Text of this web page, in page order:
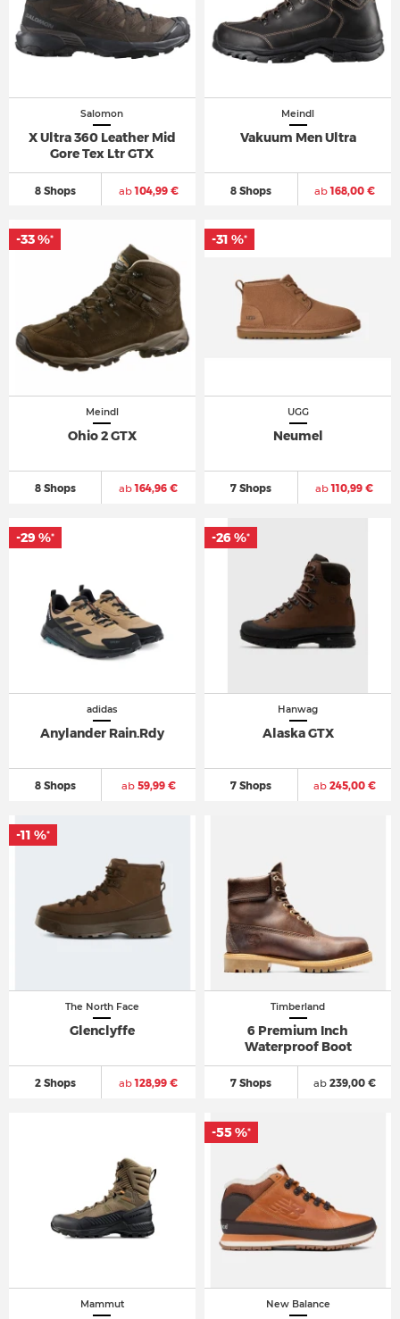
Salomon
X Ultra 360 Leather Mid
Gore Tex Ltr GTX
8 Shops ab104,99 €
Meindl
Vakuum Men Ultra
8 Shops ab168,00 €
Meindl
Ohio 2 GTX
8 Shops ab164,96 €
-33 %*
UGG
Neumel
7 Shops ab110,99 €
-31 %*
adidas
Anylander Rain.Rdy
8 Shops ab59,99 €
-29 %*
Hanwag
Alaska GTX
7 Shops ab245,00 €
-26 %*
The North Face
Glenclyffe
2 Shops ab128,99 €
-11 %*
Timberland
6 Premium Inch
Waterproof Boot
7 Shops ab239,00 €
Mammut New Balance
-55 %*